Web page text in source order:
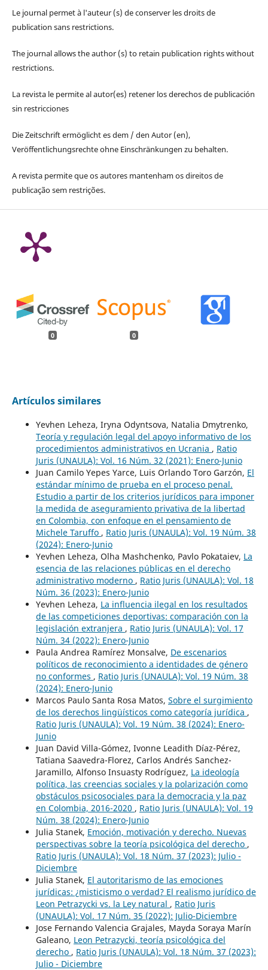
Le journal permet à l'auteur (s) de conserver les droits de
publication sans restrictions.
The journal allows the author (s) to retain publication rights without
restrictions.
La revista le permite al autor(es) retener los derechos de publicación
sin restricciones
Die Zeitschrift ermöglicht es dem / den Autor (en),
Veröffentlichungsrechte ohne Einschränkungen zu behalten.
A revista permite que os autores mantenham os direitos de
publicação sem restrições.
0 0
Artículos similares
Yevhen Leheza, Iryna Odyntsova, Natalia Dmytrenko,
Teoría y regulación legal del apoyo informativo de los
procedimientos administrativos en Ucrania , Ratio
Juris (UNAULA): Vol. 16 Núm. 32 (2021): Enero-Junio
Juan Camilo Yepes Yarce, Luis Orlando Toro Garzón, El
estándar mínimo de prueba en el proceso penal.
Estudio a partir de los criterios jurídicos para imponer
la medida de aseguramiento privativa de la libertad
en Colombia, con enfoque en el pensamiento de
Michele Taruffo , Ratio Juris (UNAULA): Vol. 19 Núm. 38
(2024): Enero-Junio
Yevhen Leheza, Olha Mashchenko, Pavlo Pokataiev, La
esencia de las relaciones públicas en el derecho
administrativo moderno , Ratio Juris (UNAULA): Vol. 18
Núm. 36 (2023): Enero-Junio
Yevhen Leheza, La influencia ilegal en los resultados
de las competiciones deportivas: comparación con la
legislación extranjera , Ratio Juris (UNAULA): Vol. 17
Núm. 34 (2022): Enero-Junio
Paula Andrea Ramírez Monsalve, De escenarios
políticos de reconocimiento a identidades de género
no conformes , Ratio Juris (UNAULA): Vol. 19 Núm. 38
(2024): Enero-Junio
Marcos Paulo Santa Rosa Matos, Sobre el surgimiento
de los derechos lingüísticos como categoría jurídica ,
Ratio Juris (UNAULA): Vol. 19 Núm. 38 (2024): Enero-
Junio
Juan David Villa-Gómez, Ivonne Leadith Díaz-Pérez,
Tatiana Saavedra-Florez, Carlos Andrés Sanchez-
Jaramillo, Alfonso Insuasty Rodríguez, La ideología
política, las creencias sociales y la polarización como
obstáculos psicosociales para la democracia y la paz
en Colombia, 2016-2020 , Ratio Juris (UNAULA): Vol. 19
Núm. 38 (2024): Enero-Junio
Julia Stanek, Emoción, motivación y derecho. Nuevas
perspectivas sobre la teoría psicológica del derecho ,
Ratio Juris (UNAULA): Vol. 18 Núm. 37 (2023): Julio -
Diciembre
Julia Stanek, El autoritarismo de las emociones
jurídicas: ¿misticismo o verdad? El realismo jurídico de
Leon Petrazycki vs. la Ley natural , Ratio Juris
(UNAULA): Vol. 17 Núm. 35 (2022): Julio-Diciembre
Jose Fernando Valencia Grajales, Mayda Soraya Marín
Galeano, Leon Petrazycki, teoría psicológica del
derecho , Ratio Juris (UNAULA): Vol. 18 Núm. 37 (2023):
Julio - Diciembre